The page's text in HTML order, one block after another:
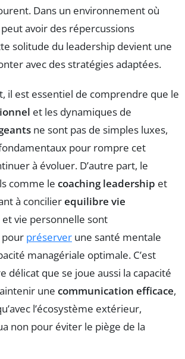
Dans un environnement où
avoir des répercussions
solitude du leadership devient une
avec des stratégies adaptées.
il est essentiel de comprendre que le
et les dynamiques de
ne sont pas de simples luxes,
pour rompre cet
à évoluer. D’autre part, le
comme le coaching leadership et
à concilierequilibre vie
et vie personnelle sont
préserver une santé mentale
managériale optimale. C’est
délicat que se joue aussi la capacité
une communication efficace,
l’écosystème extérieur,
non pour éviter le piège de la